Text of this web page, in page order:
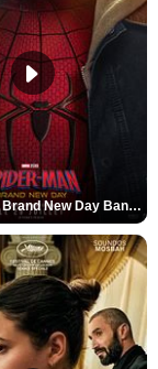
Spider-Man: Brand New Day Bande-annonce VO STFR